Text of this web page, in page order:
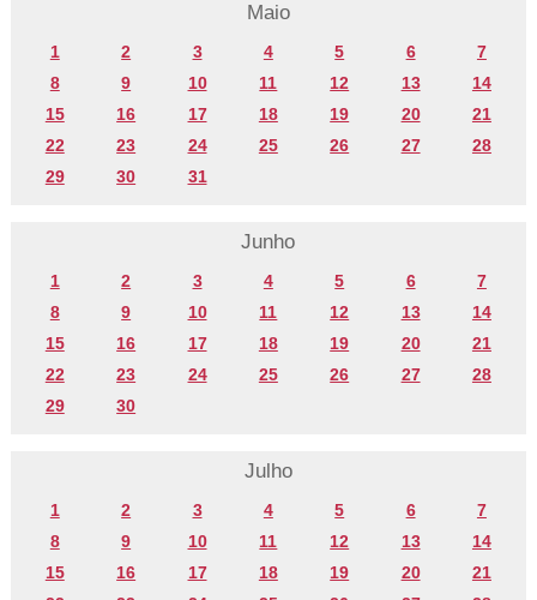
Maio
1 2 3 4 5 6
7
8
9 10 11 12 13
14
15
16 17 18 19 20
21
22
23 24 25 26 27
28
29
30 31
Junho
1 2 3 4 5 6
7
8
9 10 11 12 13
14
15
16 17 18 19 20
21
22
23 24 25 26 27
28
29
30
Julho
1 2 3 4 5 6
7
8
9 10 11 12 13
14
15
16 17 18 19 20
21